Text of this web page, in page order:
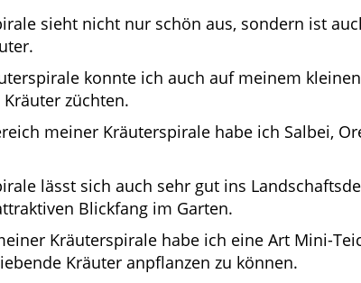
sieht nicht nur schön aus, sondern ist
konnte ich auch auf meinem
züchten.
meiner Kräuterspirale habe ich Salbei,
lässt sich auch sehr gut ins
Blickfang im Garten.
Kräuterspirale habe ich eine Art Mini-
Kräuter anpflanzen zu können.